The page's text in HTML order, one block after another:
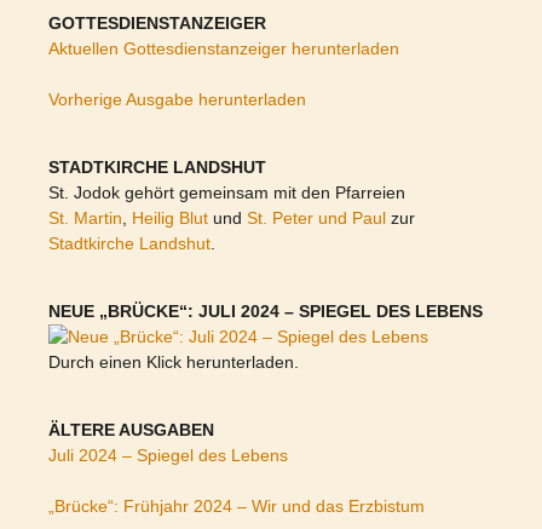
GOTTESDIENSTANZEIGER
Aktuellen Gottesdienstanzeiger herunterladen
Vorherige Ausgabe herunterladen
STADTKIRCHE LANDSHUT
St. Jodok gehört gemeinsam mit den Pfarreien
St. Martin
Heilig Blut und St. Peter und Paul zur
Stadtkirche Landshut
NEUE „BRÜCKE“: JULI 2024 – SPIEGEL DES LEBENS
Durch einen Klick herunterladen.
ÄLTERE AUSGABEN
Juli 2024 – Spiegel des Lebens
„Brücke“: Frühjahr 2024 – Wir und das Erzbistum